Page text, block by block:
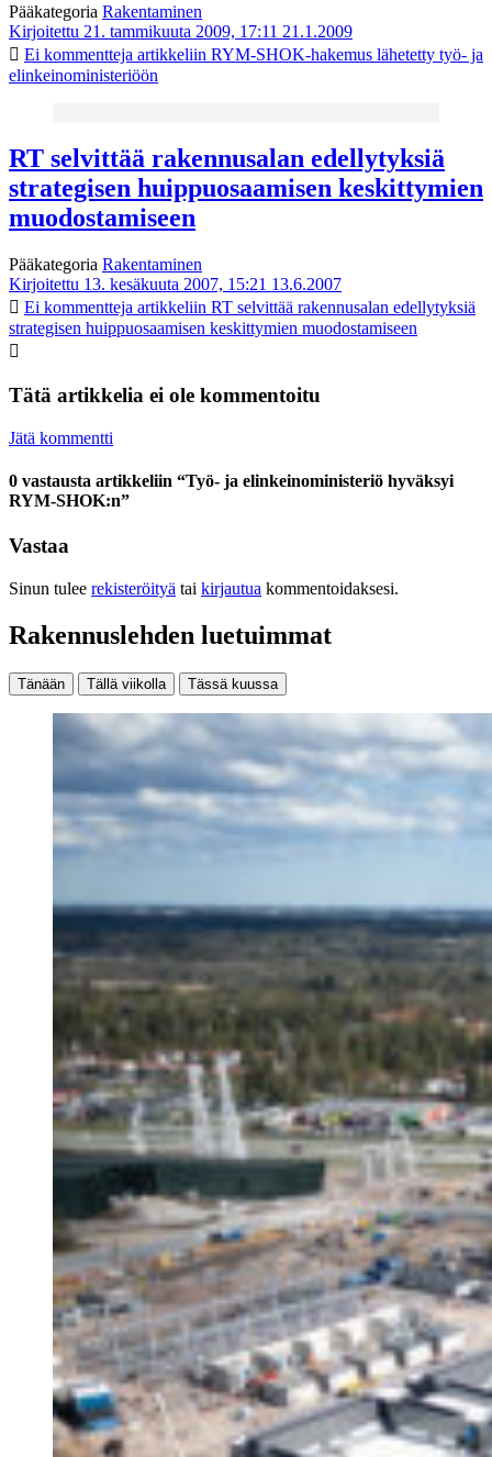
Pääkategoria Rakentaminen
Kirjoitettu 21. tammikuuta 2009, 17:11 21.1.2009
Ei kommentteja artikkeliin RYM-SHOK-hakemus lähetetty työ- ja
elinkeinoministeriöön
RT selvittää rakennusalan edellytyksiä
strategisen huippuosaamisen keskittymien
muodostamiseen
Pääkategoria Rakentaminen
Kirjoitettu 13. kesäkuuta 2007, 15:21 13.6.2007
Ei kommentteja artikkeliin RT selvittää rakennusalan edellytyksiä
strategisen huippuosaamisen keskittymien muodostamiseen
Tätä artikkelia ei ole kommentoitu
Jätä kommentti
0 vastausta artikkeliin “Työ- ja elinkeinoministeriö hyväksyi
RYM-SHOK:n”
Vastaa
Sinun tulee rekisteröityä tai kirjautua kommentoidaksesi.
Rakennuslehden luetuimmat
Tänään Tällä viikolla Tässä kuussa